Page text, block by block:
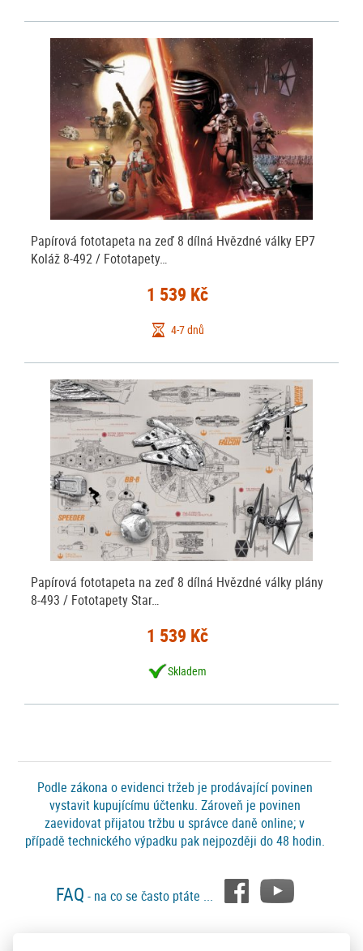
Papírová fototapeta na zeď 8 dílná Hvězdné války EP7
Koláž 8-492 / Fototapety…
1 539 Kč
4-7 dnů
Papírová fototapeta na zeď 8 dílná Hvězdné války plány
8-493 / Fototapety Star…
1 539 Kč
Skladem
Podle zákona o evidenci tržeb je prodávající povinen
vystavit kupujícímu účtenku. Zároveň je povinen
zaevidovat přijatou tržbu u správce daně online; v
případě technického výpadku pak nejpozději do 48 hodin.
FAQ - na co se často ptáte ...